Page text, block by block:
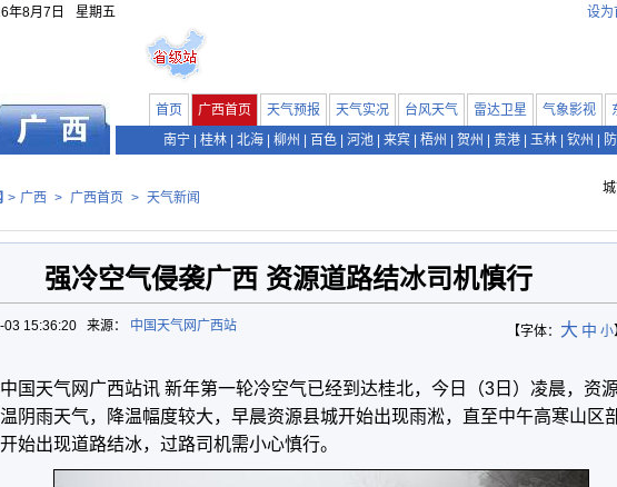
年8月7日 星期五 设为
首页 广西首页 天气预报 天气实况 台风天气 雷达卫星 气象影视
南宁
桂林 北海 柳州 百色 河池 来宾 梧州 贺州 贵港 玉林 钦州
> 广西 > 广西首页 > 天气新闻
强冷空气侵袭广西 资源道路结冰司机慎行
【字体： 大 中 小
03 15:36:20 来源： 中国天气网广西站
中国天气网广西站讯 新年第一轮冷空气已经到达桂北，今日（3日）凌晨，资
阴雨天气，降温幅度较大，早晨资源县城开始出现雨淞，直至中午高寒山区
始出现道路结冰，过路司机需小心慎行。